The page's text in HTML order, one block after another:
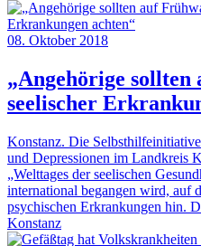
08. Oktober 2018
„Angehörige
seelischer
Konstanz. Die
und Depressionen im Landkreis
„Welttages der seelischen
international begangen wird, auf
psychischen Erkrankungen hin.
Konstanz